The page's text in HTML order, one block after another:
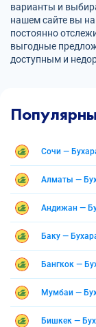
варианты и
нашем сайте вы
постоянно
выгодные
доступным и
Сочи —
Алматы —
Андижан —
Баку —
Бангкок —
Мумбаи —
Бишкек —